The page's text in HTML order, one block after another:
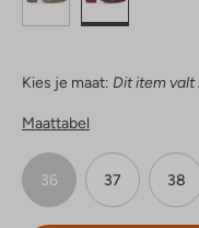
Kies je maat: Dit item valt
Maattabel
36 37 38